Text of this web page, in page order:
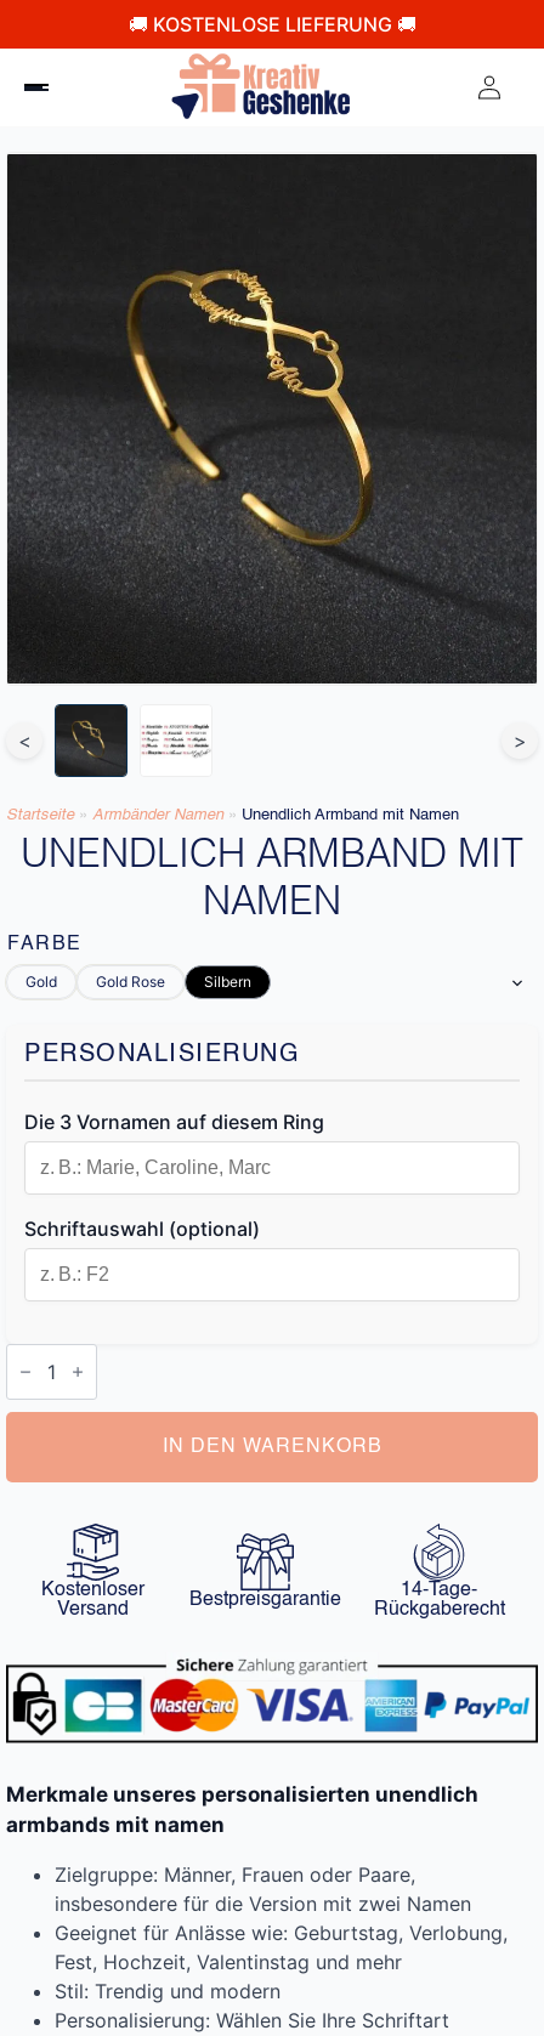
🚚 KOSTENLOSE LIEFERUNG 🚚
< >
Startseite » Armbänder Namen » Unendlich Armband mit Namen
UNENDLICH ARMBAND MIT
NAMEN
FARBE
Gold Gold Rose Silbern
PERSONALISIERUNG
Die 3 Vornamen auf diesem Ring
Schriftauswahl (optional)
Unendlich
Armband
Namen
IN DEN WARENKORB
Kostenloser
Versand
Bestpreisgarantie
14-Tage-
Rückgaberecht
Merkmale unseres personalisierten unendlich
armbands mit namen
Zielgruppe: Männer, Frauen oder Paare,
insbesondere für die Version mit zwei Namen
Geeignet für Anlässe wie: Geburtstag, Verlobung,
Fest, Hochzeit, Valentinstag und mehr
Stil: Trendig und modern
Personalisierung: Wählen Sie Ihre Schriftart